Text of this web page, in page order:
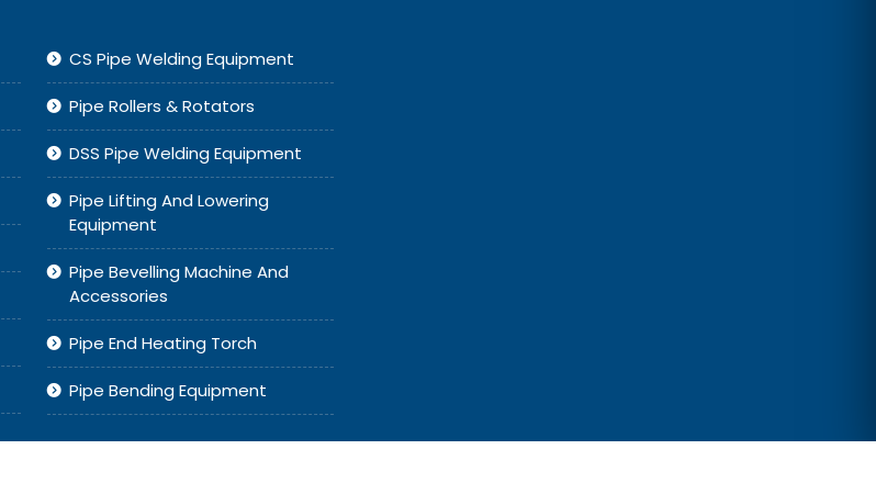
CS Pipe Welding Equipment
Pipe Rollers & Rotators
DSS Pipe Welding Equipment
Pipe Lifting And Lowering
Equipment
Pipe Bevelling Machine And
Accessories
Pipe End Heating Torch
Pipe Bending Equipment